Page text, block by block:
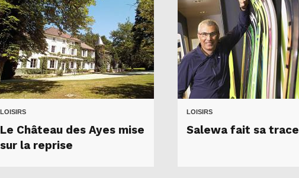
LOISIRS
Le Château des Ayes mise
sur la reprise
LOISIRS
Salewa fait sa trace